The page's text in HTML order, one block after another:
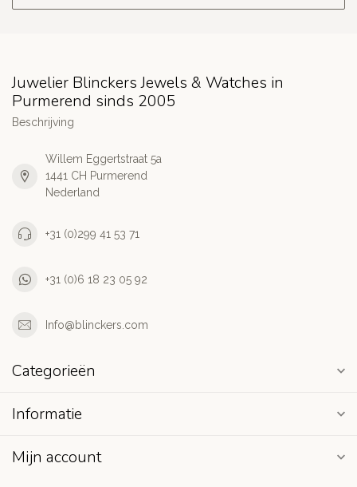
Juwelier Blinckers Jewels & Watches in
Purmerend sinds 2005
Beschrijving
Willem Eggertstraat 5a
1441 CH Purmerend
Nederland
+31 (0)299 41 53 71
+31 (0)6 18 23 05 92
Info@blinckers.com
Categorieën
Informatie
Mijn account